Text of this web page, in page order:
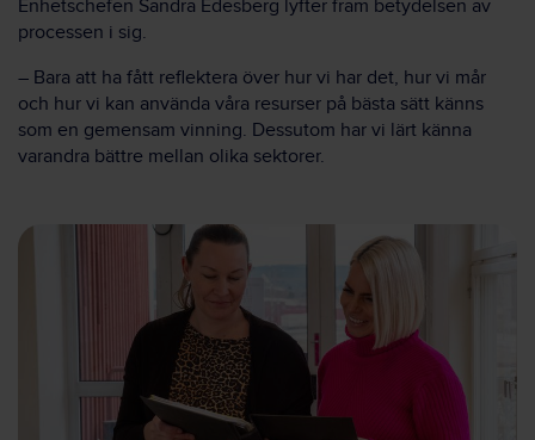
Enhetschefen Sandra Edesberg lyfter fram betydelsen av
processen i sig.
– Bara att ha fått reflektera över hur vi har det, hur vi mår
och hur vi kan använda våra resurser på bästa sätt känns
som en gemensam vinning. Dessutom har vi lärt känna
varandra bättre mellan olika sektorer.